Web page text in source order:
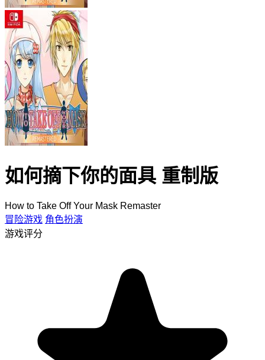
如何摘下你的面具 重制版
How to Take Off Your Mask Remaster
冒险游戏 角色扮演
游戏评分